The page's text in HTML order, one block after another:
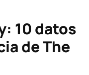
10 datos
de The